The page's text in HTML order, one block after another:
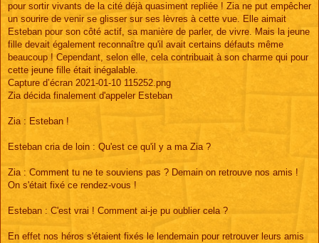
pour sortir vivants de la cité déjà quasiment repliée ! Zia ne put empêcher
un sourire de venir se glisser sur ses lèvres à cette vue. Elle aimait
Esteban pour son côté actif, sa manière de parler, de vivre. Mais la jeune
fille devait également reconnaître qu'il avait certains défauts même
beaucoup ! Cependant, selon elle, cela contribuait à son charme qui pour
cette jeune fille était inégalable.
Capture d’écran 2021-01-10 115252.png
Zia décida finalement d'appeler Esteban
Zia : Esteban !
Esteban cria de loin : Qu'est ce qu'il y a ma Zia ?
Zia : Comment tu ne te souviens pas ? Demain on retrouve nos amis !
On s'était fixé ce rendez-vous !
Esteban : C'est vrai ! Comment ai-je pu oublier cela ?
En effet nos héros s'étaient fixés le lendemain pour retrouver leurs amis